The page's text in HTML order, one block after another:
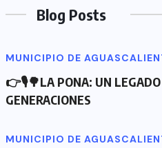
Blog Posts
MUNICIPIO DE
👉🎙🌳LA PONA: UN
GENERACIONES
MUNICIPIO DE